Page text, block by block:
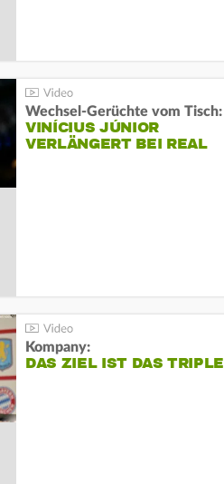
Wechsel-Gerüchte vom Tisch:
VINÍCIUS JÚNIOR
VERLÄNGERT BEI REAL
Kompany:
DAS ZIEL IST DAS TRIPLE